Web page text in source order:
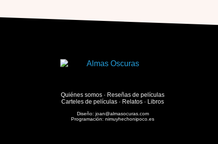
Quiénes somos · Reseñas de películas
Carteles de películas · Relatos · Libros
Diseño: joan@almasocuras.com
Programación:nimuyhechonipoco.es